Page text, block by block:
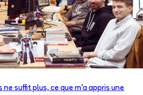
suffit plus, ce que m’a appris une